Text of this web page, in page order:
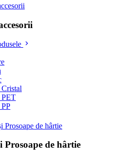
Cristal
PET
PP
Prosoape de hârtie
Prosoape de hârtie